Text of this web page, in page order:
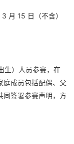
月 15 日（不含）
生）人员参赛，在
庭成员包括配偶、父
同签署参赛声明，方